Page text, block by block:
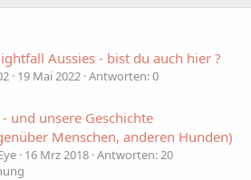
Aussies - bist du auch hier ?
19 Mai 2022 Antworten: 0
und unsere Geschichte
Menschen, anderen Hunden)
16 Mrz 2018 Antworten: 20